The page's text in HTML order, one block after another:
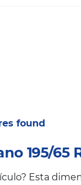
found
195/
Esta